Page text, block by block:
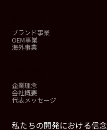
ブランド事業
OEM事業
海外事業
企業理念
会社概要
代表メッセージ
私たちの開発における信念